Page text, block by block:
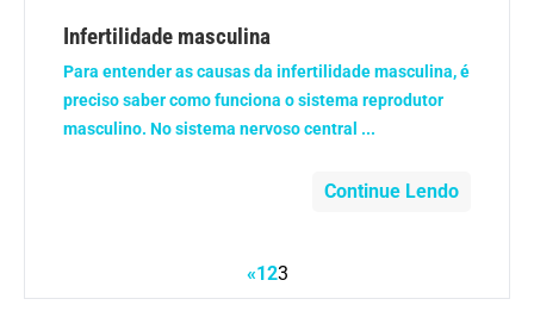
Infertilidade masculina
Para entender as causas da infertilidade masculina, é
preciso saber como funciona o sistema reprodutor
masculino. No sistema nervoso central ...
Continue Lendo
«123